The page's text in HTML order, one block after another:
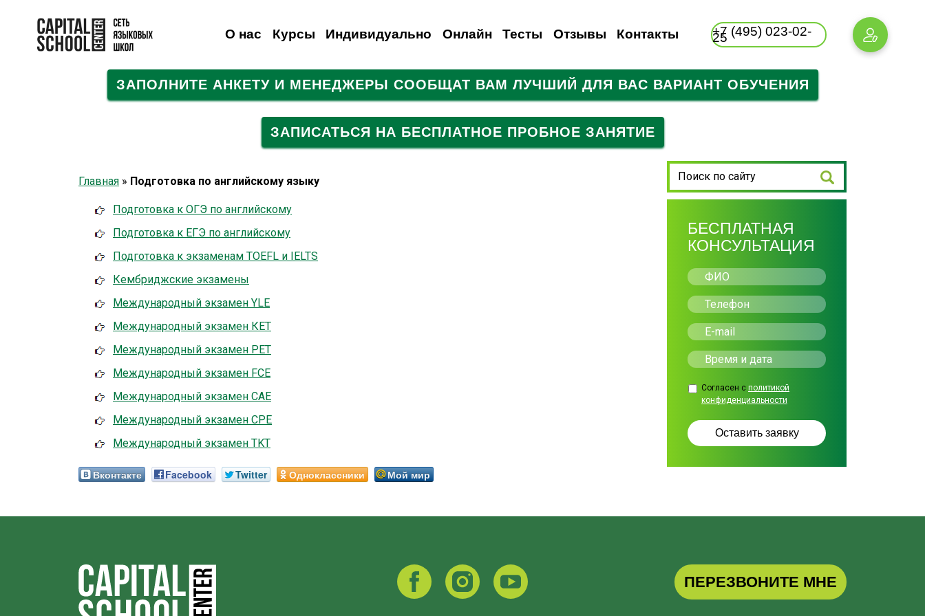
О нас Курсы
Испанский Итальянский Русский Польский Турецкий
Индивидуально
Французский Испанский Итальянский Турецкий Японский
Онлайн
Испанский Немецкий Французский Итальянский Для иностранцев Польский
Тесты Отзывы Контакты +7 (495) 023-02-
25
ЗАПОЛНИТЕ АНКЕТУ И МЕНЕДЖЕРЫ СООБЩАТ ВАМ ЛУЧШИЙ ДЛЯ ВАС ВАРИАНТ ОБУЧЕНИЯ
ЗАПИСАТЬСЯ НА БЕСПЛАТНОЕ ПРОБНОЕ ЗАНЯТИЕ
Главная » Подготовка по английскому языку
Подготовка к ОГЭ по английскому
Подготовка к ЕГЭ по английскому
Подготовка к экзаменам TOEFL и IELTS
Кембриджские экзамены
Международный экзамен YLE
Международный экзамен КЕТ
Международный экзамен PET
Международный экзамен FCE
Международный экзамен CAE
Международный экзамен CPE
Международный экзамен TKT
Вконтакте Facebook Twitter Одноклассники Мой мир
БЕСПЛАТНАЯ
КОНСУЛЬТАЦИЯ
Согласен с политикой
конфиденциальности
ПЕРЕЗВОНИТЕ МНЕ